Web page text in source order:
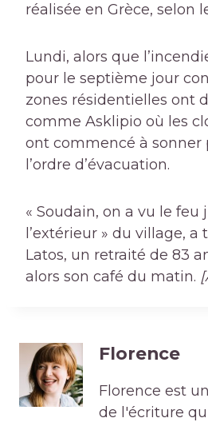
réalisée en Grèce, selon
Lundi, alors que
pour le septième jour
zones résidentielles ont
comme Asklipio où les
ont commencé à sonner
l’ordre d’évacuation.
« Soudain, on a vu le feu
l’extérieur » du village, a
Latos, un retraité de 83
alors son café du matin.
Florence
Florence est
de l'écriture